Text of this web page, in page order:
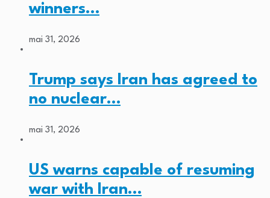
winners…
mai 31, 2026
Trump says Iran has agreed to
no nuclear…
mai 31, 2026
US warns capable of resuming
war with Iran…